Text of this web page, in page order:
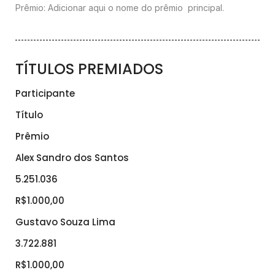
Prêmio: Adicionar aqui o nome do prêmio principal.
TÍTULOS PREMIADOS
Participante
Título
Prêmio
Alex Sandro dos Santos
5.251.036
R$1.000,00
Gustavo Souza Lima
3.722.881
R$1.000,00